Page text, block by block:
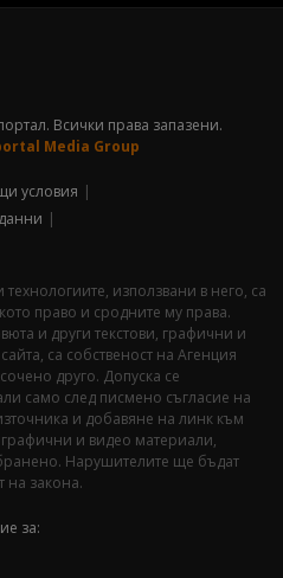
Всички права запазени.
Media Group
условия
използвани в него, са
право и сродните му права.
и други текстови, графични и
са собственост на Агенция
друго. Допуска се
само след писмено съгласие на
и добавяне на линк към
и видео материали,
Нарушителите ще бъдат
на закона.
за: